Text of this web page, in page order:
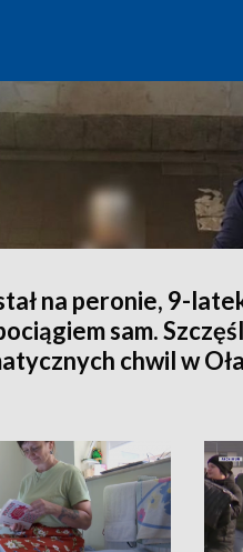
na peronie, 9-
sam.
chwil w